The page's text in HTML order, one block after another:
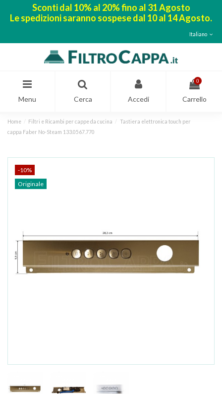
Sconti dal 10% al 20% fino al 31 Agosto
Le spedizioni saranno sospese dal 10 al 14 Agosto.
Italiano
Menu Cerca Accedi
0
Carrello
Home Filtri e Ricambi per cappe da cucina
Tastiera elettronica touch per
cappa Faber No-Steam 133.0567.770
-10%
Originale